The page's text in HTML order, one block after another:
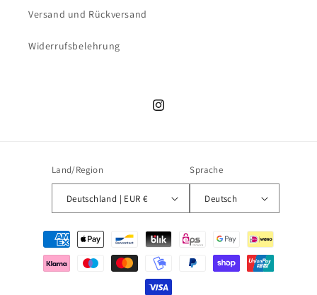
Versand und Rückversand
Widerrufsbelehrung
Instagram
Land/Region
Deutschland | EUR €
Sprache
Deutsch
Zahlungsmethoden